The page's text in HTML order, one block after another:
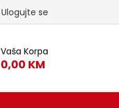
Ulogujte se
Vaša Korpa
0,00 KM